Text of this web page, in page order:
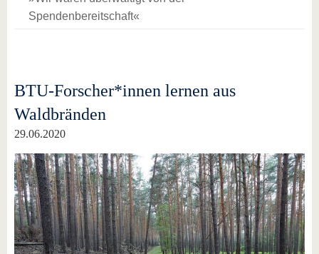
Spendenbereitschaft«
BTU-Forscher*innen lernen aus
Waldbränden
29.06.2020